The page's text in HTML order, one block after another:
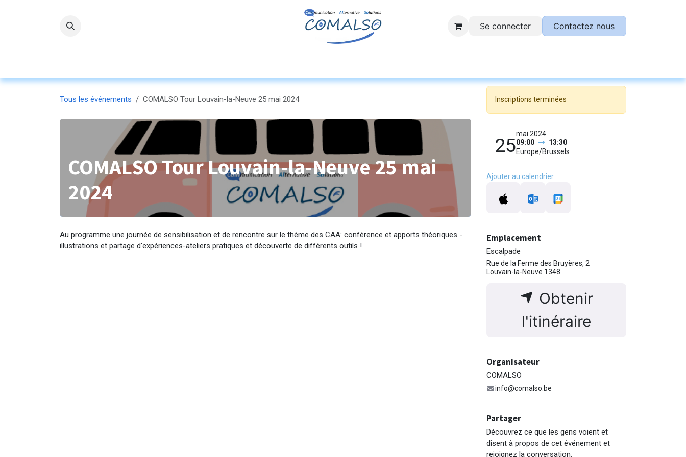
Se connecter Contactez nous
Tous les événements COMALSO Tour Louvain-la-Neuve 25 mai 2024
COMALSO Tour Louvain-la-Neuve 25 mai
2024
Au programme une journée de sensibilisation et de rencontre sur le thème des CAA: conférence et apports théoriques -
illustrations et partage d'expériences-ateliers pratiques et découverte de différents outils !
Inscriptions terminées
25
mai 2024
09:00
13:30
Europe/Brussels
Ajouter au calendrier :
Emplacement
Escalpade
Rue de la Ferme des Bruyères, 2
Louvain-la-Neuve 1348
Obtenir
l'itinéraire
Organisateur
COMALSO
info@comalso.be
Partager
Découvrez ce que les gens voient et
disent à propos de cet événement et
rejoignez la conversation.